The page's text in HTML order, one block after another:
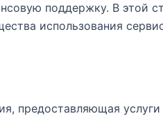
поддержку. В этой
использования
предоставляющая